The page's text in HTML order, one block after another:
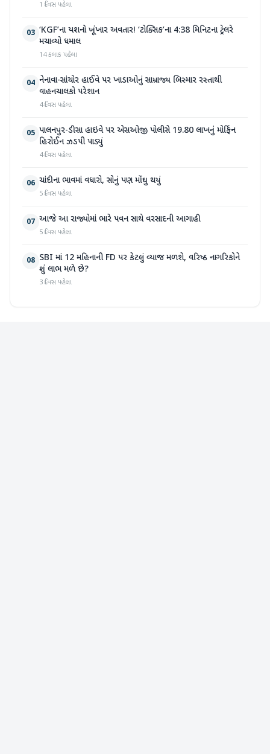
1 દિવસ પહેલા
03 ‘KGF’ના યશનો ખૂંખાર અવતાર! ‘ટોક્સિક’ના 4:38 મિનિટના ટ્રેલરે
મચાવ્યો ધમાલ
14 કલાક પહેલા
04 નેનાવા-સાંચોર હાઈવે પર ખાડાઓનું સામ્રાજ્ય બિસ્માર રસ્તાથી
વાહનચાલકો પરેશાન
4 દિવસ પહેલા
05 પાલનપુર-ડીસા હાઇવે પર એસઓજી પોલીસે 19.80 લાખનું મોર્ફિન
હિરોઈન ઝડપી પાડ્યું
4 દિવસ પહેલા
06 ચાંદીના ભાવમાં વધારો, સોનું પણ મોંઘુ થયું
5 દિવસ પહેલા
07 આજે આ રાજ્યોમાં ભારે પવન સાથે વરસાદની આગાહી
5 દિવસ પહેલા
08 SBI માં 12 મહિનાની FD પર કેટલું વ્યાજ મળશે, વરિષ્ઠ નાગરિકોને
શું લાભ મળે છે?
3 દિવસ પહેલા